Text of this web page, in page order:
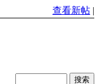
查看新帖 |